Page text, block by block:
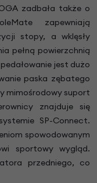
zadbała także o
zapewniają
stopy, a wklęsły
pełną powierzchnią
jest dużo
paska zębatego
mimośrodowy suport
znajduje się
SP-Connect.
spowodowanym
sportowy wygląd.
przedniego, co